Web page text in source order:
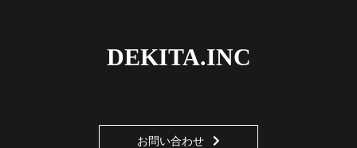
DEKITA.INC
お問い合わせ